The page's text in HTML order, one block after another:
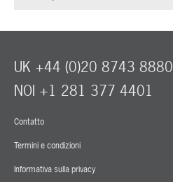
Contatto
Termini e condizioni
Informativa sulla privacy
UK +44 (0)20 8743 8880
NOI +1 281 377 4401